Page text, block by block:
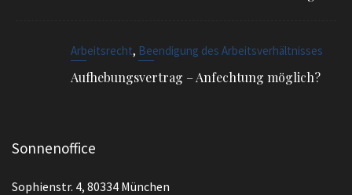
Arbeitsrecht, Beendigung des Arbeitsverhältnisses
Aufhebungsvertrag – Anfechtung möglich?
Sonnenoffice
Sophienstr. 4, 80334 München